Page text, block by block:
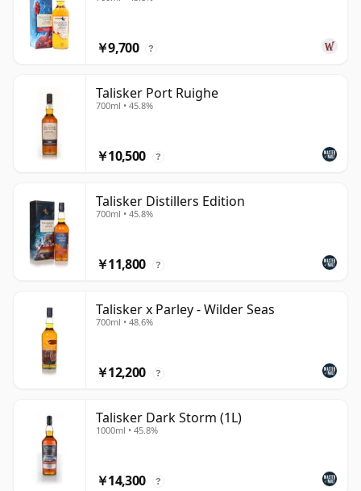
￥9,700 ?
Talisker Port Ruighe
700ml • 45.8%
￥10,500 ?
Talisker Distillers Edition
700ml • 45.8%
￥11,800 ?
Talisker x Parley - Wilder Seas
700ml • 48.6%
￥12,200 ?
Talisker Dark Storm (1L)
1000ml • 45.8%
￥14,300 ?